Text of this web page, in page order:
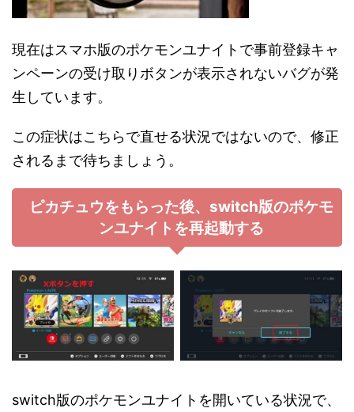
現在はスマホ版のポケモンユナイトで事前登録キャ
ンペーンの受け取りボタンが表示されないバグが発
生しています。
この症状はこちらで直せる状況ではないので、修正
されるまで待ちましょう。
ピカチュウをもらった後、switch版のポケモ
ンユナイトを再起動する
switch版のポケモンユナイトを開いている状況で、